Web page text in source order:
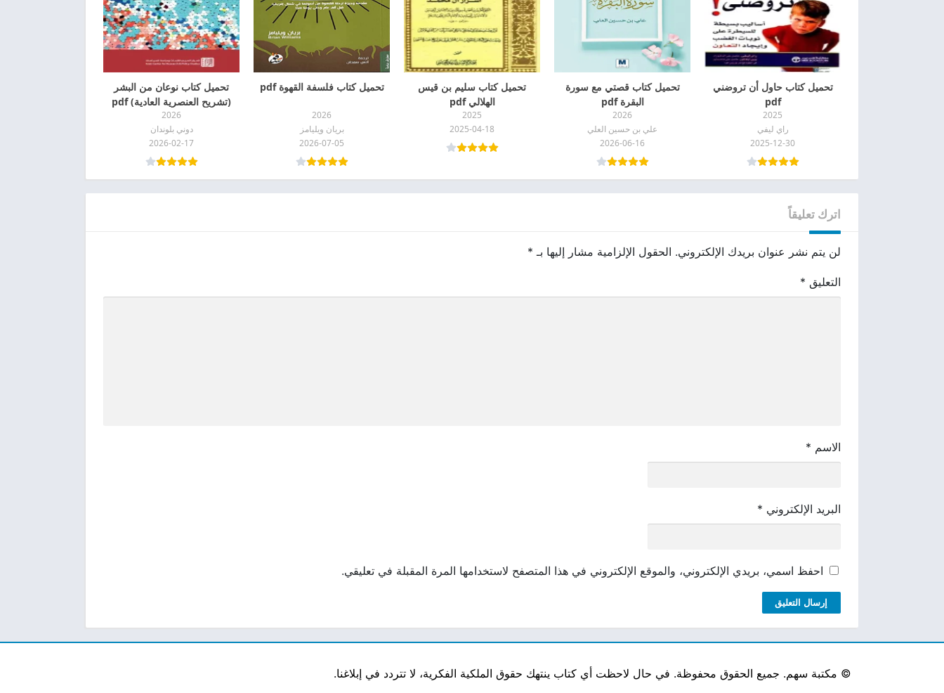
تحميل كتاب حاول أن تروضني
pdf
2025
راي ليفي
2025-12-30
تحميل كتاب قصتي مع سورة
البقرة pdf
2026
علي بن حسين العلي
2026-06-16
تحميل كتاب سليم بن قيس
الهلالي pdf
2025
2025-04-18
تحميل كتاب فلسفة القهوة pdf
2026
بريان ويليامز
2026-07-05
تحميل كتاب نوعان من البشر
(تشريح العنصرية العادية) pdf
2026
دوني بلوندان
2026-02-17
اترك تعليقاً
لن يتم نشر عنوان بريدك الإلكتروني. الحقول الإلزامية مشار إليها بـ *
التعليق *
الاسم *
البريد الإلكتروني *
احفظ اسمي، بريدي الإلكتروني، والموقع الإلكتروني في هذا المتصفح لاستخدامها المرة المقبلة في تعليقي.
© مكتبة سهم. جميع الحقوق محفوظة. في حال لاحظت أي كتاب ينتهك حقوق الملكية الفكرية، لا تتردد في إبلاغنا.